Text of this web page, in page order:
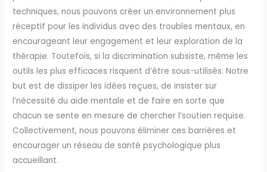
techniques, nous pouvons créer un environnement plus
réceptif pour les individus avec des troubles mentaux, en
encourageant leur engagement et leur exploration de la
thérapie. Toutefois, si la discrimination subsiste, même les
outils les plus efficaces risquent d’être sous-utilisés. Notre
but est de dissiper les idées reçues, de insister sur
l’nécessité du aide mentale et de faire en sorte que
chacun se sente en mesure de chercher l’soutien requise.
Collectivement, nous pouvons éliminer ces barrières et
encourager un réseau de santé psychologique plus
accueillant.